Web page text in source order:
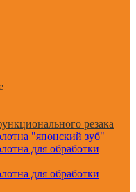
резака
"японский зуб"
для обработки
для обработки